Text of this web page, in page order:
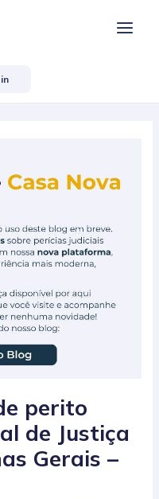
perito
de Justiça
Gerais –